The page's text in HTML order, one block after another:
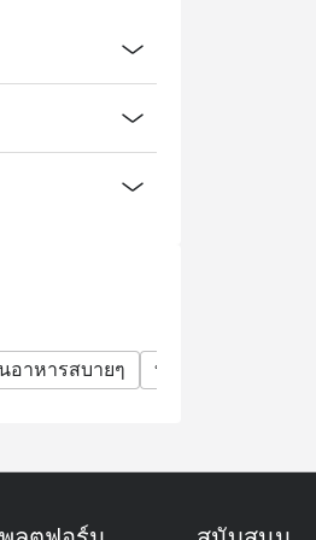
อาหารสบายๆ บาร์